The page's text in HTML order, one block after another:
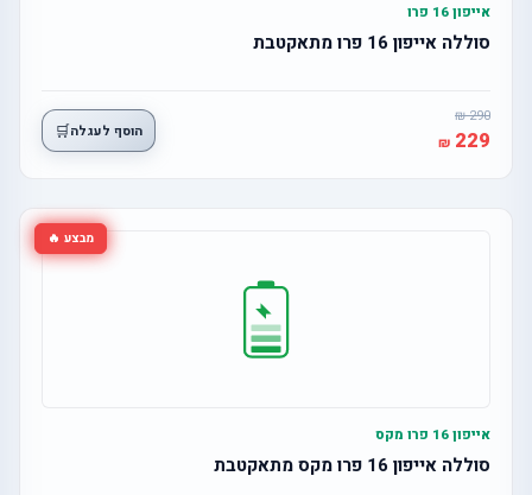
אייפון 16 פרו
סוללה אייפון 16 פרו מתאקטבת
290
229 הוסף לעגלה🛒
מבצע 🔥
אייפון 16 פרו מקס
סוללה אייפון 16 פרו מקס מתאקטבת